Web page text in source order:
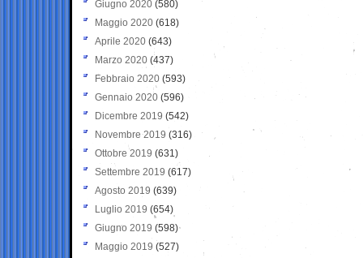
Giugno 2020 (580)
Maggio 2020 (618)
Aprile 2020 (643)
Marzo 2020 (437)
Febbraio 2020 (593)
Gennaio 2020 (596)
Dicembre 2019 (542)
Novembre 2019 (316)
Ottobre 2019 (631)
Settembre 2019 (617)
Agosto 2019 (639)
Luglio 2019 (654)
Giugno 2019 (598)
Maggio 2019 (527)